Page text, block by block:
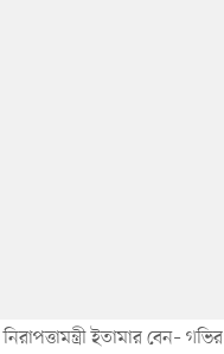
ইতামার বেন– গভির